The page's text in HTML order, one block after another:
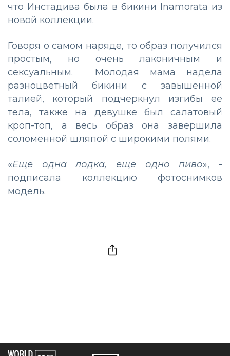
что Инстадива была в бикини Inamorata из
новой коллекции.
Говоря о самом наряде, то образ получился
простым, но очень лаконичным и
сексуальным. Молодая мама надела
разноцветный бикини с завышенной
талией, который подчеркнул изгибы ее
тела, также на девушке был салатовый
кроп-топ, а весь образ она завершила
соломенной шляпой с широкими полями.
«Еще одна лодка, еще одно пиво», -
подписала коллекцию фотоснимков
модель.